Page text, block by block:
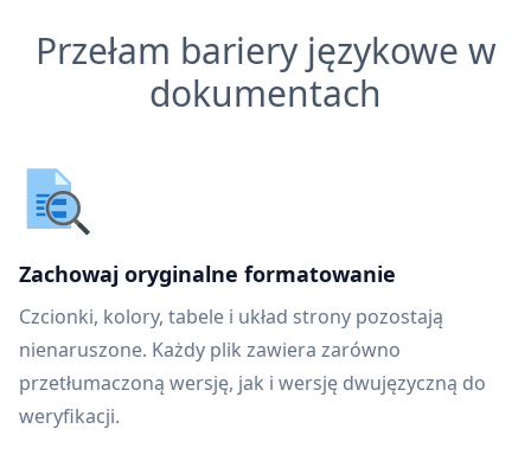
Przełam bariery językowe w
dokumentach
Zachowaj oryginalne formatowanie
Czcionki, kolory, tabele i układ strony pozostają
nienaruszone. Każdy plik zawiera zarówno
przetłumaczoną wersję, jak i wersję dwujęzyczną do
weryfikacji.